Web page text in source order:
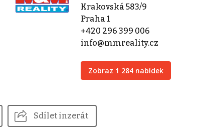
Krakovská 583/9
Praha 1
+420 296 399 006
info@mmreality.cz
Zobraz 1 284 nabídek
Sdílet inzerát